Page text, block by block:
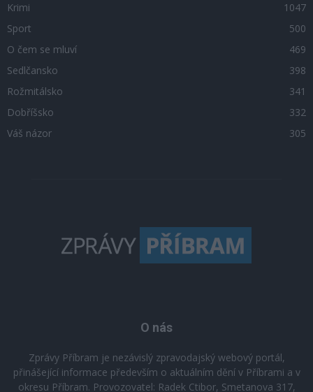
Krimi
1047
Sport
500
O čem se mluví
469
Sedlčansko
398
Rožmitálsko
341
Dobříšsko
332
Váš názor
305
O nás
Zprávy Příbram je nezávislý zpravodajský webový portál,
přinášející informace především o aktuálním dění v Příbrami a v
okresu Příbram. Provozovatel: Radek Ctibor, Smetanova 317,